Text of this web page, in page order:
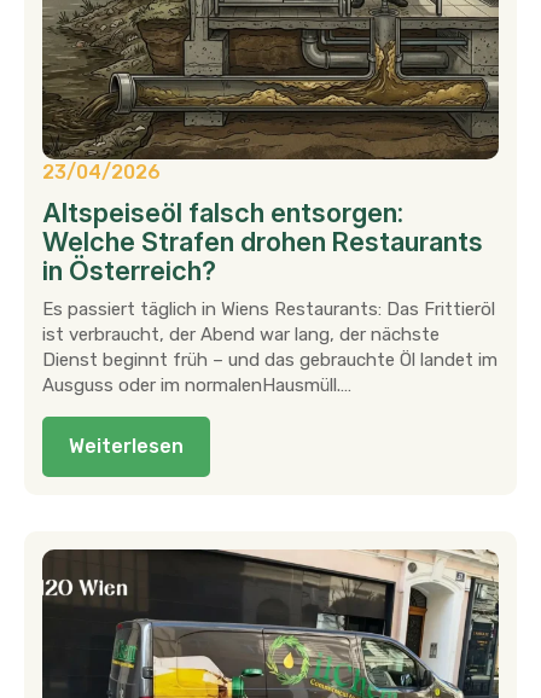
Altspeiseöl falsch entsorgen:
Welche Strafen drohen Restaurants
in Österreich?
23/04/2026
Es passiert täglich in Wiens Restaurants: Das Frittieröl
ist verbraucht, der Abend war lang, der nächste
Dienst beginnt früh – und das gebrauchte Öl landet im
Ausguss oder im normalenHausmüll.…
Weiterlesen